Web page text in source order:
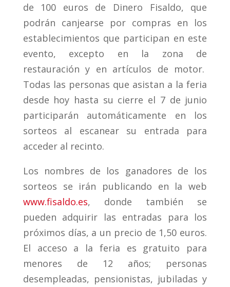
de 100 euros de Dinero Fisaldo, que
podrán canjearse por compras en los
establecimientos que participan en este
evento, excepto en la zona de
restauración y en artículos de motor.
Todas las personas que asistan a la feria
desde hoy hasta su cierre el 7 de junio
participarán automáticamente en los
sorteos al escanear su entrada para
acceder al recinto.
Los nombres de los ganadores de los
sorteos se irán publicando en la web
www.fisaldo.es, donde también se
pueden adquirir las entradas para los
próximos días, a un precio de 1,50 euros.
El acceso a la feria es gratuito para
menores de 12 años; personas
desempleadas, pensionistas, jubiladas y